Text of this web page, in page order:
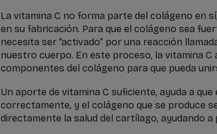
La vitamina C no forma parte del colágeno en
en su fabricación. Para que el colágeno sea
necesita ser “activado” por una reacción
nuestro cuerpo. En este proceso, la vitamina C
componentes del colágeno para que pueda
Un aporte de vitamina C suficiente, ayuda a
correctamente, y el colágeno que se produce
directamente la salud del cartílago, ayudando